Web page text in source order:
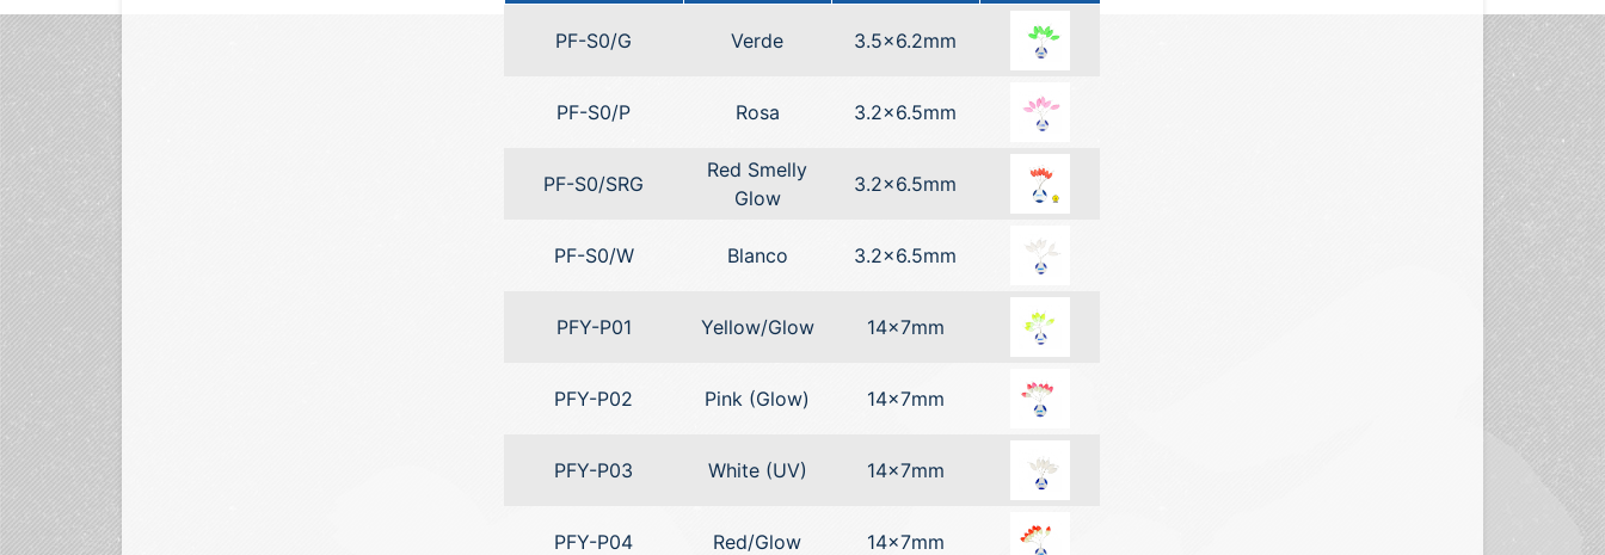
PF-S0/G Verde 3.5x6.2mm
PF-S0/P Rosa 3.2x6.5mm
PF-S0/SRG
Red Smelly
Glow
3.2x6.5mm
PF-S0/W Blanco 3.2x6.5mm
PFY-P01 Yellow/Glow 14x7mm
PFY-P02 Pink (Glow) 14x7mm
PFY-P03 White (UV) 14x7mm
PFY-P04 Red/Glow 14x7mm